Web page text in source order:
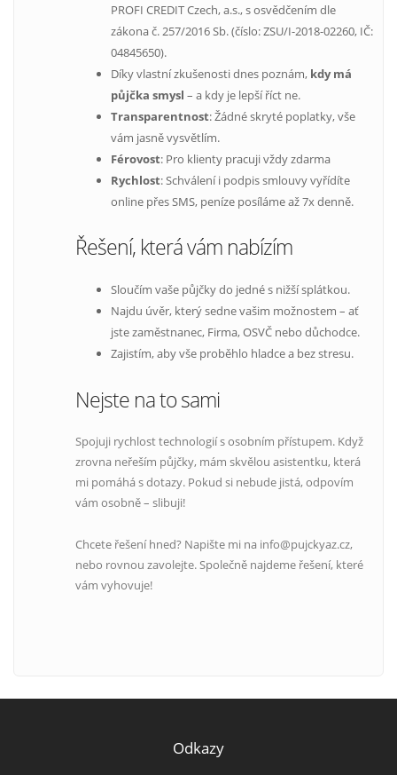
PROFI CREDIT Czech, a.s., s osvědčením dle
zákona č. 257/2016 Sb. (číslo: ZSU/I-2018-02260, IČ:
04845650).
Díky vlastní zkušenosti dnes poznám, kdy má
půjčka smysl – a kdy je lepší říct ne.
Transparentnost: Žádné skryté poplatky, vše
vám jasně vysvětlím.
Férovost: Pro klienty pracuji vždy zdarma
Rychlost: Schválení i podpis smlouvy vyřídíte
online přes SMS, peníze posíláme až 7x denně.
Řešení, která vám nabízím
Sloučím vaše půjčky do jedné s nižší splátkou.
Najdu úvěr, který sedne vašim možnostem – ať
jste zaměstnanec, Firma, OSVČ nebo důchodce.
Zajistím, aby vše proběhlo hladce a bez stresu.
Nejste na to sami
Spojuji rychlost technologií s osobním přístupem. Když
zrovna neřeším půjčky, mám skvělou asistentku, která
mi pomáhá s dotazy. Pokud si nebude jistá, odpovím
vám osobně – slibuji!
Chcete řešení hned? Napište mi na info@pujckyaz.cz,
nebo rovnou zavolejte. Společně najdeme řešení, které
vám vyhovuje!
Odkazy